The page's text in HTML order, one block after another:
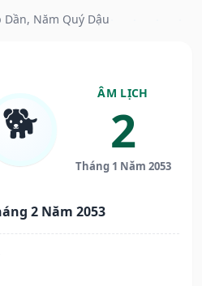
Năm Quý Dậu
🐕
ÂM LỊCH
2
Tháng 1 Năm 2053
2 Năm 2053